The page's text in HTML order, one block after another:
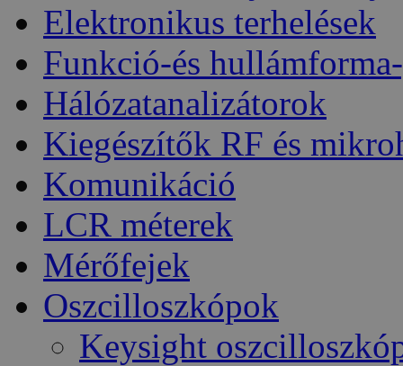
Elektronikus terhelések
Funkció-és
Hálózatanalizátorok
Kiegészítők RF és
Komunikáció
LCR méterek
Mérőfejek
Oszcilloszkópok
Keysight